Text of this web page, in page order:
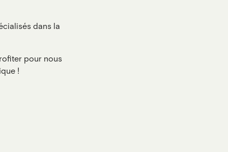
dans la
pour nous
!